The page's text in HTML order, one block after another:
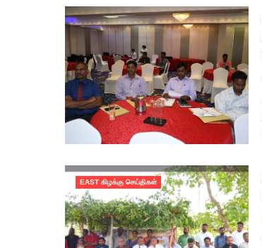
EAST கிழக்கு செய்திகள்